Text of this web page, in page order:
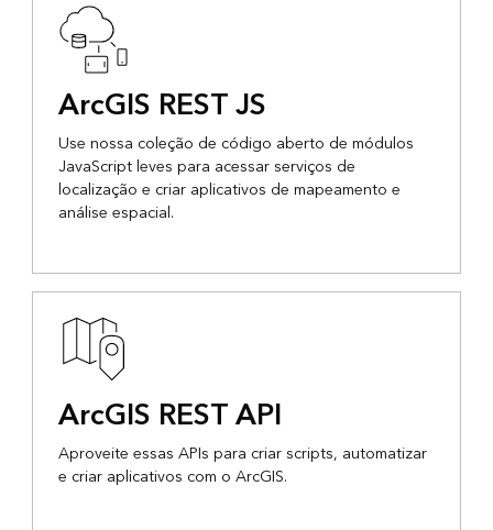
ArcGIS REST JS
Use nossa coleção de código aberto de módulos
JavaScript leves para acessar serviços de
localização e criar aplicativos de mapeamento e
análise espacial.
ArcGIS REST API
Aproveite essas APIs para criar scripts, automatizar
e criar aplicativos com o ArcGIS.